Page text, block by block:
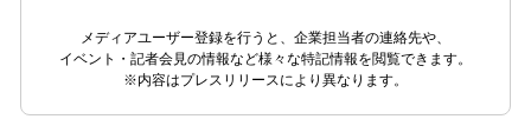
メディアユーザー登録を行うと、企業担当者の連絡先や、
イベント・記者会見の情報など様々な特記情報を閲覧できます。
※内容はプレスリリースにより異なります。